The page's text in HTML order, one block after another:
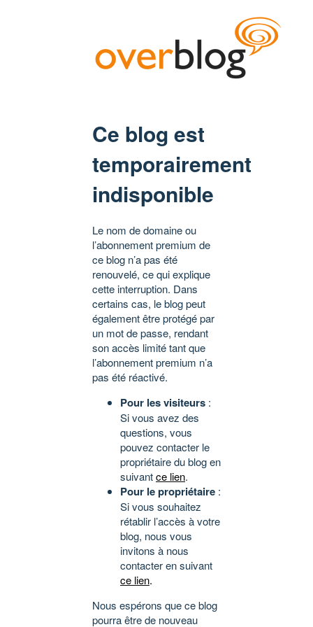
Ce blog est
temporairement
indisponible
Le nom de domaine ou
l’abonnement premium de
ce blog n’a pas été
renouvelé, ce qui explique
cette interruption. Dans
certains cas, le blog peut
également être protégé par
un mot de passe, rendant
son accès limité tant que
l’abonnement premium n’a
pas été réactivé.
Pour les visiteurs :
Si vous avez des
questions, vous
pouvez contacter le
propriétaire du blog en
suivantce lien.
Pour le propriétaire :
Si vous souhaitez
rétablir l’accès à votre
blog, nous vous
invitons à nous
contacter en suivant
ce lien.
Nous espérons que ce blog
pourra être de nouveau